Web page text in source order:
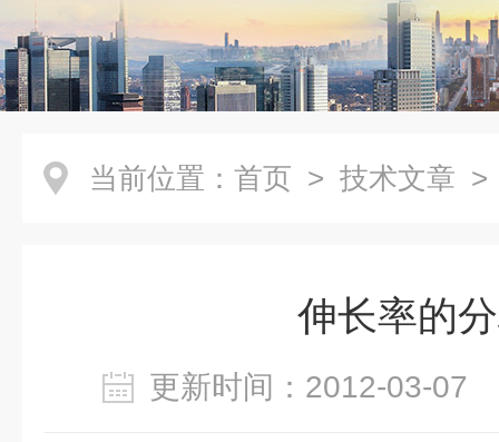
当前位置： 首页 > 技术文章 >
伸长率的
更新时间：2012-03-